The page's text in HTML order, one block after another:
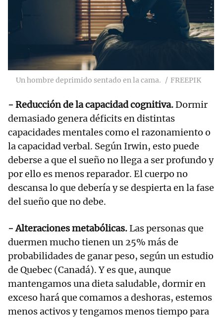
Un hombre deprimido sentado en la cama. FREEPIK
- Reducción de la capacidad cognitiva.Dormir
demasiado genera déficits en distintas
capacidades mentales como el razonamiento o
la capacidad verbal. Según Irwin, esto puede
deberse a que el sueño no llega a ser profundo y
por ello es menos reparador. El cuerpo no
descansa lo que debería y se despierta en la fase
del sueño que no debe.
- Alteraciones metabólicas.Las personas que
duermen mucho tienen un 25% más de
probabilidades de ganar peso, según un estudio
de Quebec (Canadá). Y es que, aunque
mantengamos una dieta saludable, dormir en
exceso hará que comamos a deshoras, estemos
menos activos y tengamos menos tiempo para